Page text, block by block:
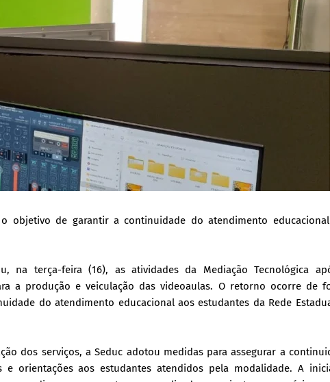
objetivo de garantir a continuidade do atendimento
na terça-feira (16), as atividades da Mediação Tecnológica
a produção e veiculação das videoaulas. O retorno ocorre de
do atendimento educacional aos estudantes da Rede
dos serviços, a Seduc adotou medidas para assegurar a
e orientações aos estudantes atendidos pela modalidade. A